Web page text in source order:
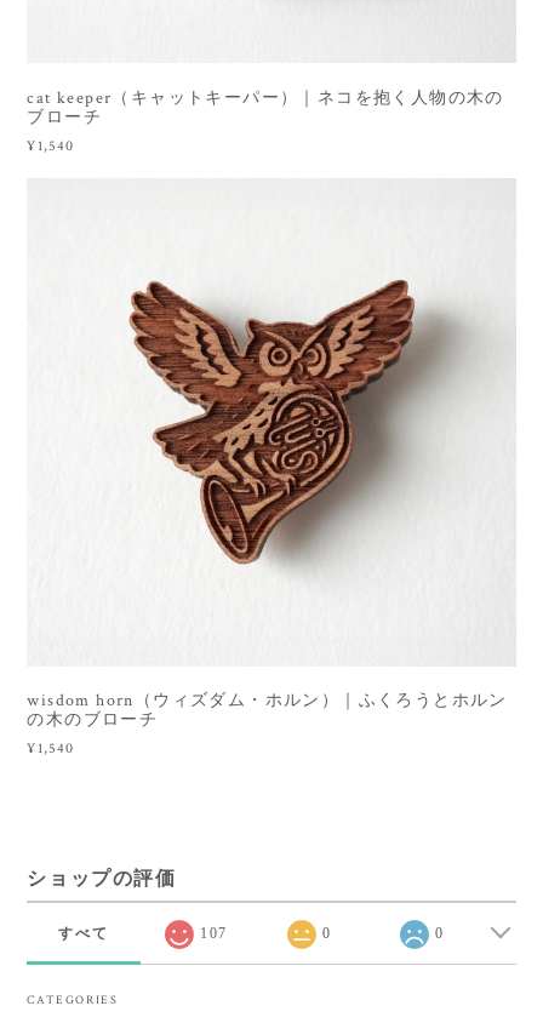
cat keeper（キャットキーパー）｜ネコを抱く人物の木の
ブローチ
¥1,540
wisdom horn（ウィズダム・ホルン）｜ふくろうとホルン
の木のブローチ
¥1,540
ショップの評価
すべて 107 0 0
CATEGORIES